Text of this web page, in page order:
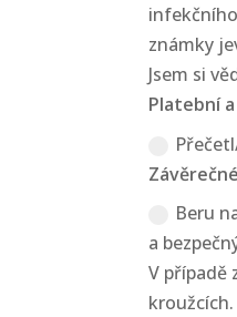
známky
Jsem si
Platební
Beru
a
V případě
kroužcích.